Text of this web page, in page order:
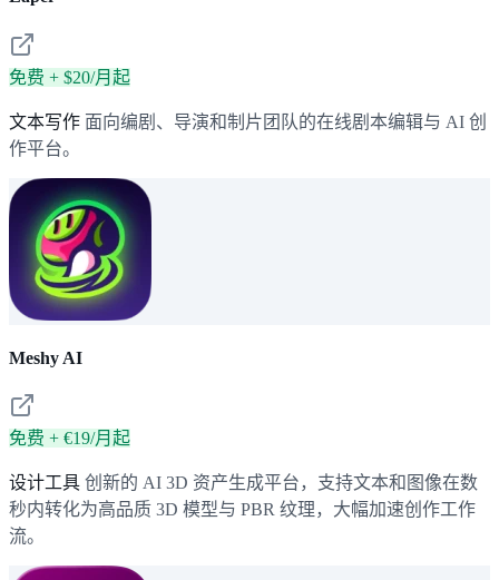
免费 + $20/月起
文本写作 面向编剧、导演和制片团队的在线剧本编辑与 AI 创
作平台。
Meshy AI
免费 + €19/月起
设计工具 创新的 AI 3D 资产生成平台，支持文本和图像在数
秒内转化为高品质 3D 模型与 PBR 纹理，大幅加速创作工作
流。